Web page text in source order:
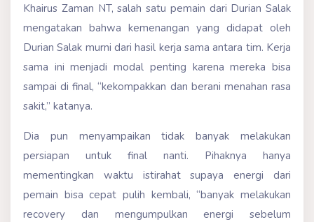
Khairus Zaman NT, salah satu pemain dari Durian Salak
mengatakan bahwa kemenangan yang didapat oleh
Durian Salak murni dari hasil kerja sama antara tim. Kerja
sama ini menjadi modal penting karena mereka bisa
sampai di final, “kekompakkan dan berani menahan rasa
sakit,” katanya.
Dia pun menyampaikan tidak banyak melakukan
persiapan untuk final nanti. Pihaknya hanya
mementingkan waktu istirahat supaya energi dari
pemain bisa cepat pulih kembali, “banyak melakukan
recovery dan mengumpulkan energi sebelum